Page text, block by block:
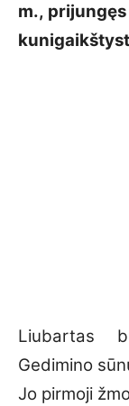
m.,
Liubartas
Gedimino
Jo pirmoji